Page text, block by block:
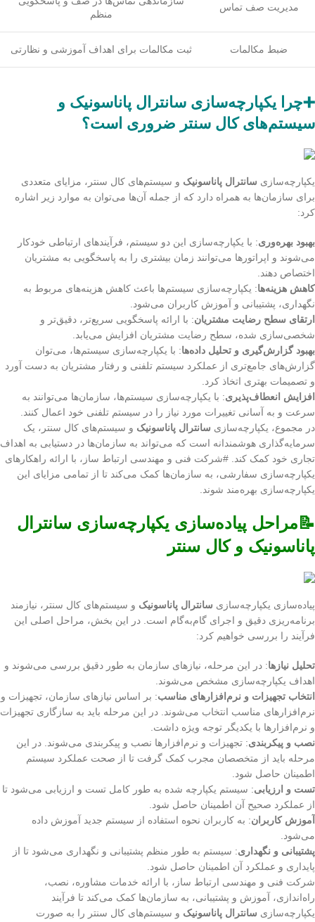
مدیریت صف تماس
منظم
ضبط مکالمات ثبت مکالمات برای اهداف آموزشی و نظارتی
➕چرا یکپارچه‌سازی سانترال پاناسونیک و
سیستم‌های کال سنتر ضروری است؟
یکپارچه‌سازی سانترال پاناسونیک و سیستم‌های کال سنتر، مزایای متعددی
برای سازمان‌ها به همراه دارد که از جمله آن‌ها می‌توان به موارد زیر اشاره
کرد:
بهبود بهره‌وری: با یکپارچه‌سازی این دو سیستم، فرآیندهای ارتباطی خودکار
می‌شوند و اپراتورها می‌توانند زمان بیشتری را به پاسخگویی به مشتریان
اختصاص دهند.
کاهش هزینه‌ها: یکپارچه‌سازی سیستم‌ها باعث کاهش هزینه‌های مربوط به
نگهداری، پشتیبانی و آموزش کاربران می‌شود.
ارتقای سطح رضایت مشتریان: با ارائه پاسخگویی سریع‌تر، دقیق‌تر و
شخصی‌سازی شده، سطح رضایت مشتریان افزایش می‌یابد.
بهبود گزارش‌گیری و تحلیل داده‌ها: با یکپارچه‌سازی سیستم‌ها، می‌توان
گزارش‌های جامع‌تری از عملکرد سیستم تلفنی و رفتار مشتریان به دست آورد
و تصمیمات بهتری اتخاذ کرد.
افزایش انعطاف‌پذیری: با یکپارچه‌سازی سیستم‌ها، سازمان‌ها می‌توانند به
سرعت و به آسانی تغییرات مورد نیاز را در سیستم تلفنی خود اعمال کنند.
در مجموع، یکپارچه‌سازی سانترال پاناسونیک و سیستم‌های کال سنتر، یک
سرمایه‌گذاری هوشمندانه است که می‌تواند به سازمان‌ها در دستیابی به اهداف
تجاری خود کمک کند. #شرکت فنی و مهندسی ارتباط ساز، با ارائه راهکارهای
یکپارچه‌سازی سفارشی، به سازمان‌ها کمک می‌کند تا از تمامی مزایای این
یکپارچه‌سازی بهره‌مند شوند.
📝مراحل پیاده‌سازی یکپارچه‌سازی سانترال
پاناسونیک و کال سنتر
پیاده‌سازی یکپارچه‌سازی سانترال پاناسونیک و سیستم‌های کال سنتر، نیازمند
برنامه‌ریزی دقیق و اجرای گام‌به‌گام است. در این بخش، مراحل اصلی این
فرآیند را بررسی خواهیم کرد:
تحلیل نیازها: در این مرحله، نیازهای سازمان به طور دقیق بررسی می‌شوند و
اهداف یکپارچه‌سازی مشخص می‌شوند.
انتخاب تجهیزات و نرم‌افزارهای مناسب: بر اساس نیازهای سازمان، تجهیزات و
نرم‌افزارهای مناسب انتخاب می‌شوند. در این مرحله باید به سازگاری تجهیزات
و نرم‌افزارها با یکدیگر توجه ویژه داشت.
نصب و پیکربندی: تجهیزات و نرم‌افزارها نصب و پیکربندی می‌شوند. در این
مرحله باید از متخصصان مجرب کمک گرفت تا از صحت عملکرد سیستم
اطمینان حاصل شود.
تست و ارزیابی: سیستم یکپارچه شده به طور کامل تست و ارزیابی می‌شود تا
از عملکرد صحیح آن اطمینان حاصل شود.
آموزش کاربران: به کاربران نحوه استفاده از سیستم جدید آموزش داده
می‌شود.
پشتیبانی و نگهداری: سیستم به طور منظم پشتیبانی و نگهداری می‌شود تا از
پایداری و عملکرد آن اطمینان حاصل شود.
شرکت فنی و مهندسی ارتباط ساز، با ارائه خدمات مشاوره، نصب،
راه‌اندازی، آموزش و پشتیبانی، به سازمان‌ها کمک می‌کند تا فرآیند
یکپارچه‌سازی سانترال پاناسونیک و سیستم‌های کال سنتر را به صورت